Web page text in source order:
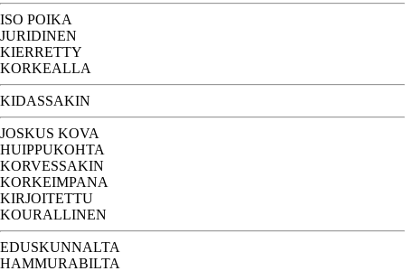
ISO POIKA
JURIDINEN
KIERRETTY
KORKEALLA
KIDASSAKIN
JOSKUS KOVA
HUIPPUKOHTA
KORVESSAKIN
KORKEIMPANA
KIRJOITETTU
KOURALLINEN
EDUSKUNNALTA
HAMMURABILTA